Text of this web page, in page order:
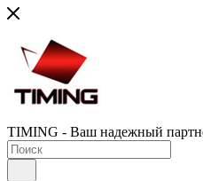
TIMING - Ваш надежный